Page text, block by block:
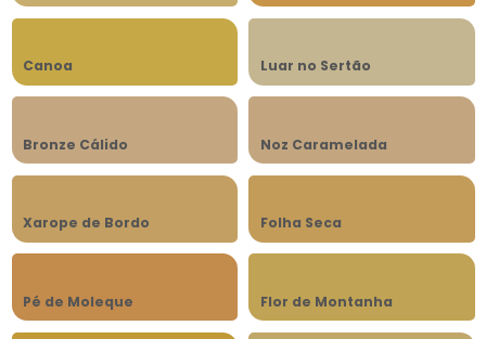
Canoa Luar no Sertão
Bronze Cálido Noz Caramelada
Xarope de Bordo Folha Seca
Pé de Moleque Flor de Montanha